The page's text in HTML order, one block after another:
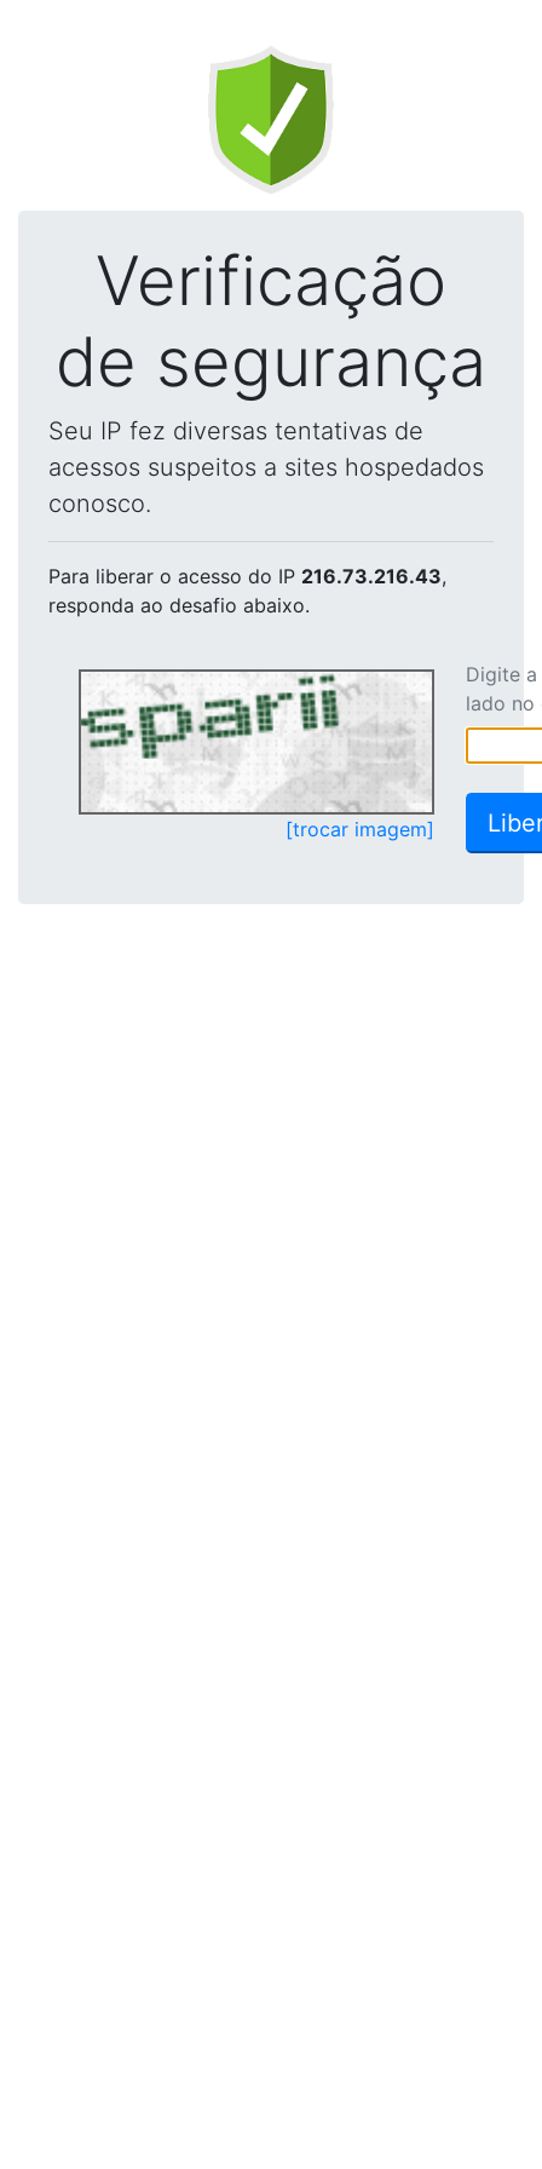
Verificação
de segurança
Seu IP fez diversas tentativas de
acessos suspeitos a sites hospedados
conosco.
Para liberar o acesso do IP 216.73.216.43,
responda ao desafio abaixo.
[trocar imagem]
Digite
lado no